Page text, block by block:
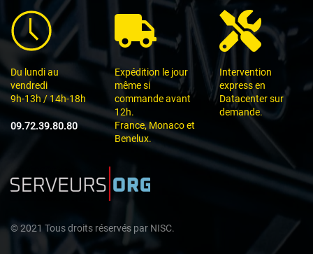
Du lundi au
vendredi
9h-13h / 14h-18h
09.72.39.80.80
Expédition le jour
même si
commande avant
12h.
France, Monaco et
Benelux.
Intervention
express en
Datacenter sur
demande.
©2021 Tous droits réservés par NISC.